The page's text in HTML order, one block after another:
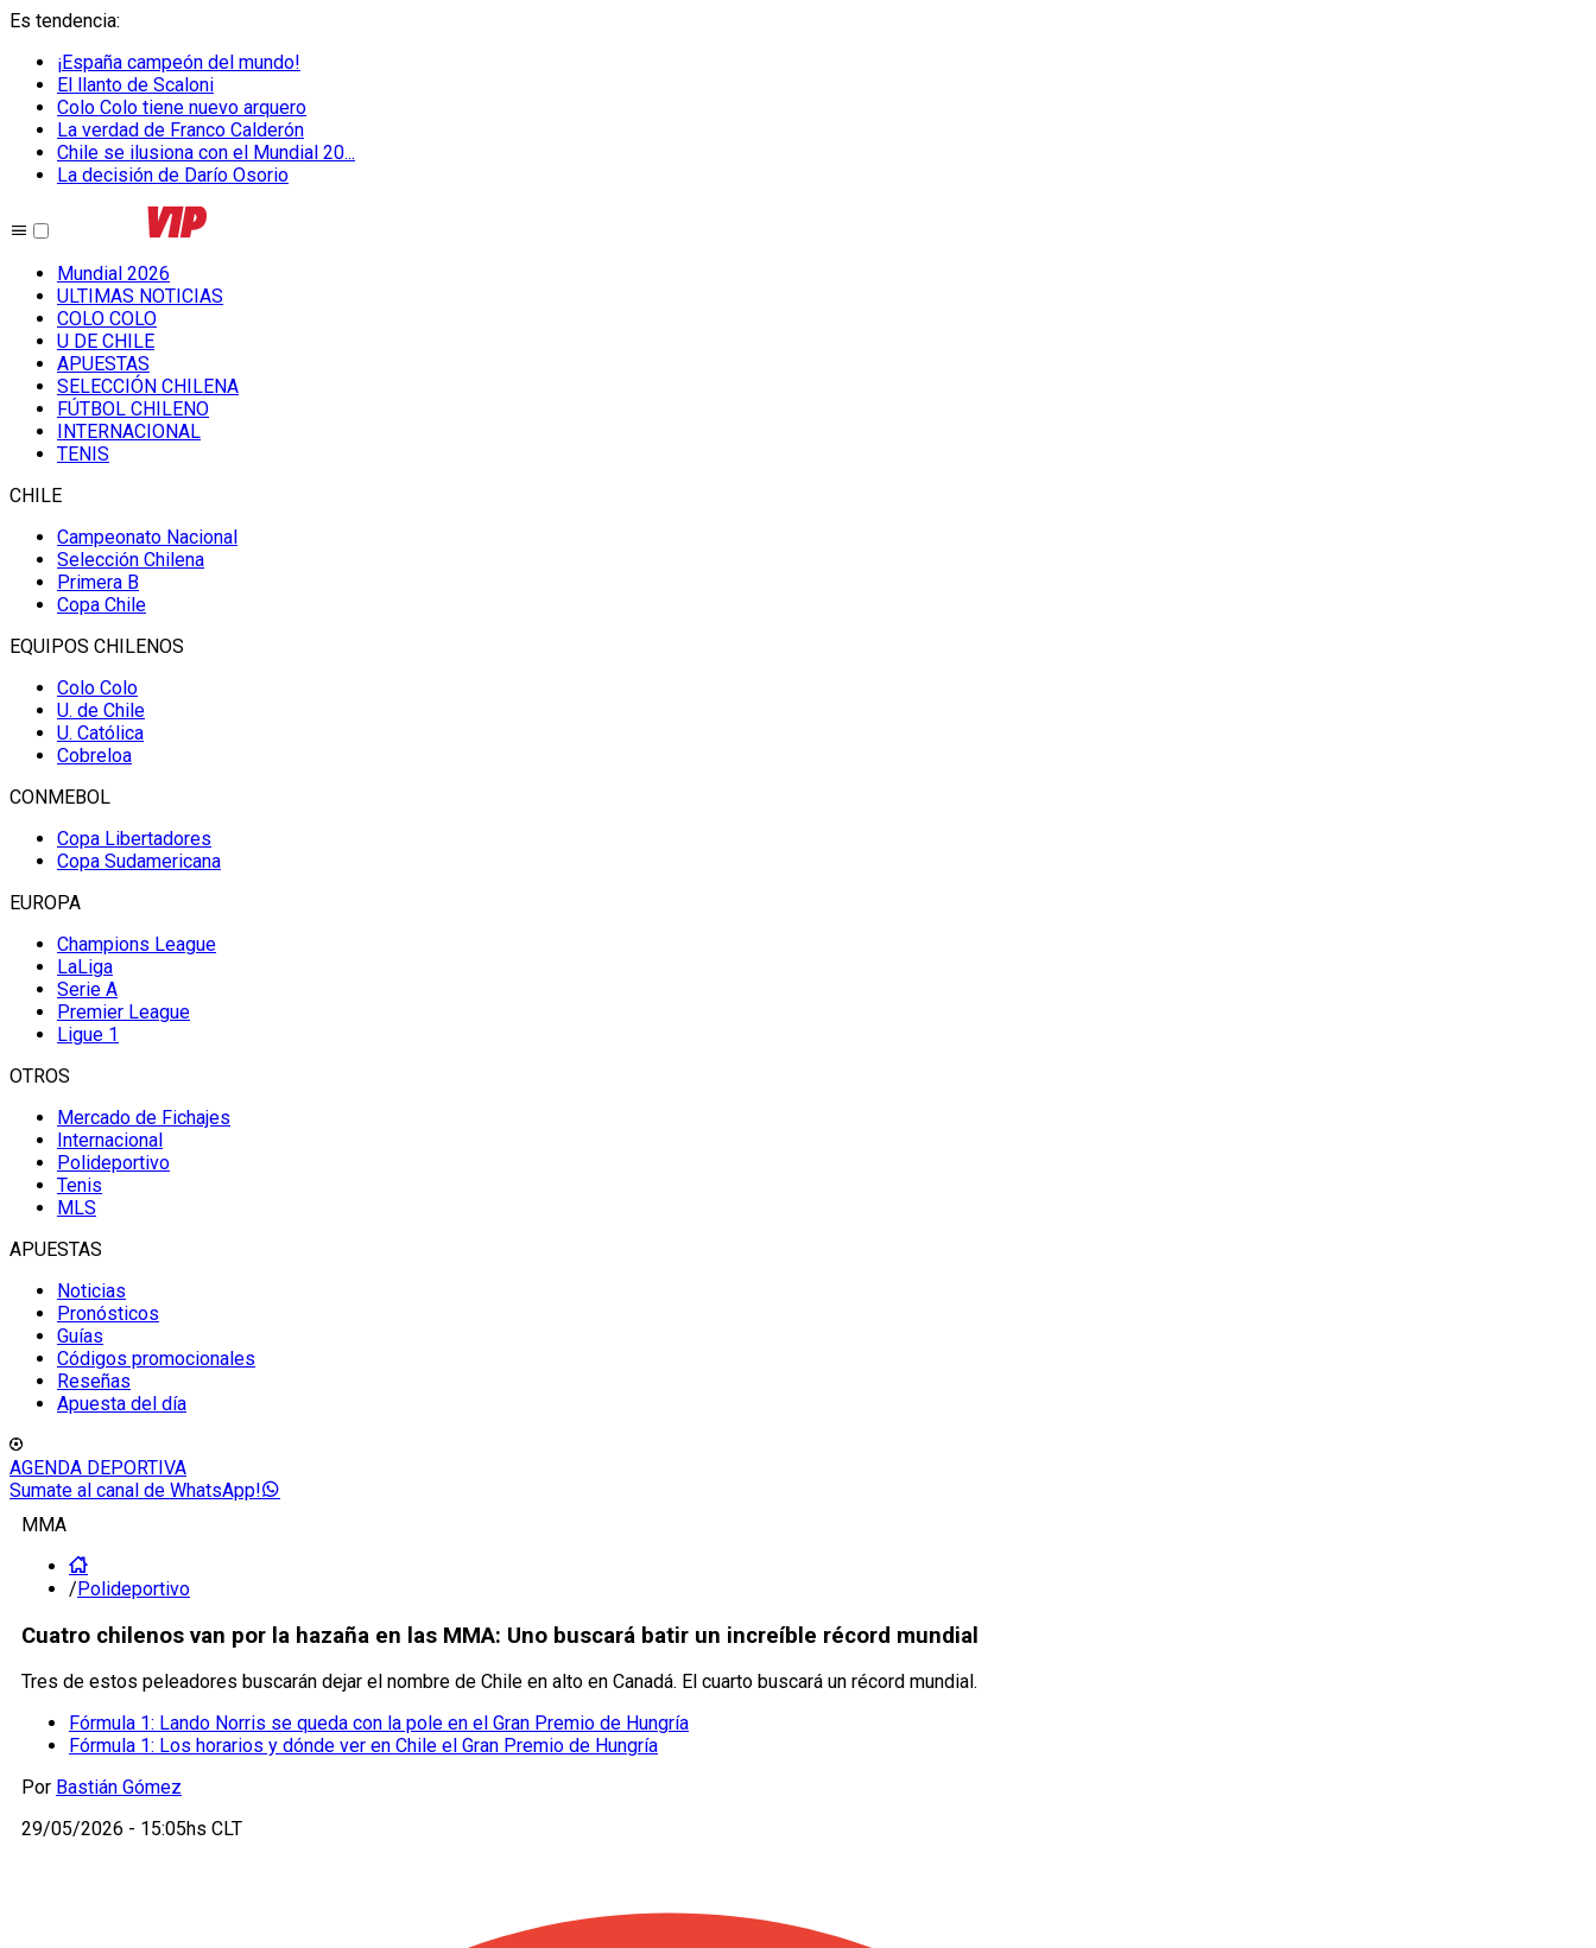
Es tendencia:
¡España campeón del mundo!
El llanto de Scaloni
Colo Colo tiene nuevo arquero
La verdad de Franco Calderón
Chile se ilusiona con el Mundial 20...
La decisión de Darío Osorio
Mundial 2026
ULTIMAS NOTICIAS
COLO COLO
U DE CHILE
APUESTAS
SELECCIÓN CHILENA
FÚTBOL CHILENO
INTERNACIONAL
TENIS
CHILE
Campeonato Nacional
Selección Chilena
Primera B
Copa Chile
EQUIPOS CHILENOS
Colo Colo
U. de Chile
U. Católica
Cobreloa
CONMEBOL
Copa Libertadores
Copa Sudamericana
EUROPA
Champions League
LaLiga
Serie A
Premier League
Ligue 1
OTROS
Mercado de Fichajes
Internacional
Polideportivo
Tenis
MLS
APUESTAS
Noticias
Pronósticos
Guías
Códigos promocionales
Reseñas
Apuesta del día
AGENDA DEPORTIVA
Sumate al canal de WhatsApp!
MMA
/Polideportivo
Cuatro chilenos van por la hazaña en las MMA: Uno buscará batir un increíble récord mundial
Tres de estos peleadores buscarán dejar el nombre de Chile en alto en Canadá. El cuarto buscará un récord mundial.
Fórmula 1: Lando Norris se queda con la pole en el Gran Premio de Hungría
Fórmula 1: Los horarios y dónde ver en Chile el Gran Premio de Hungría
Por Bastián Gómez
29/05/2026 - 15:05hs CLT